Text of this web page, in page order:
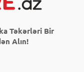
Təkərləri Bir
Alın!